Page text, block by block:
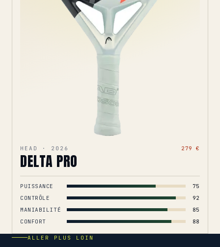
HEAD · 2026 279 €
DELTA PRO
PUISSANCE
75
CONTRÔLE
92
MANIABILITÉ
85
CONFORT
88
ALLER PLUS LOIN